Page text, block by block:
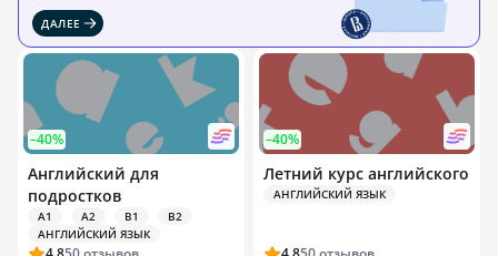
ДАЛЕЕ
–40%
Английский для
подростков
A1 A2 B1
B2
АНГЛИЙСКИЙ ЯЗЫК
–40%
Летний курс английского
АНГЛИЙСКИЙ ЯЗЫК